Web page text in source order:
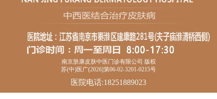
南京肤康皮肤中医门诊有限公司 版权
苏(中)医广(2026]第06-02-3201-0215号
医院电话:18251889023